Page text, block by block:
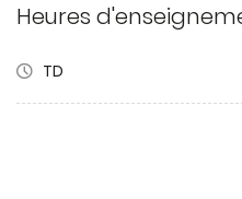
Heures
TD